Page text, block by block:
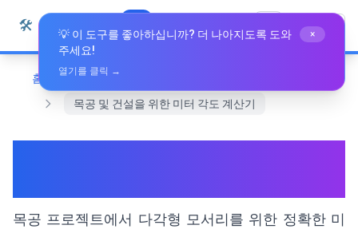
본문으로 건너뛰기
🛠️ Whiz Tools 한국어
홈
수학 및 기하학
목공 및 건설을 위한 미터 각도 계산기
목공 프로젝트에서 다각형 모서리를 위한 정확한 미
💡 이 도구를 좋아하십니까? 더 나아지도록 도와
주세요!
×
열기를 클릭 →